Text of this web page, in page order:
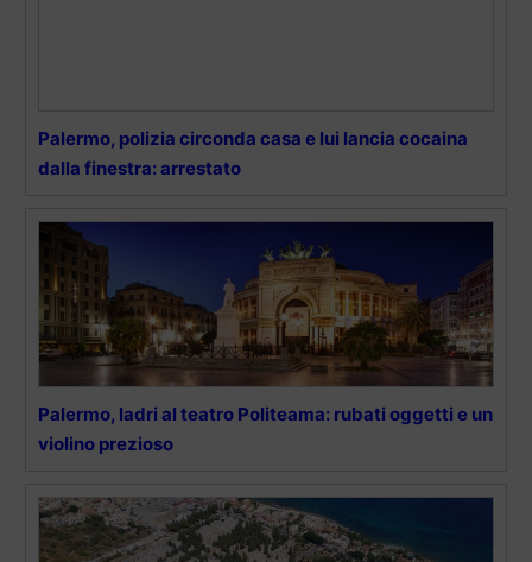
Palermo, polizia circonda casa e lui lancia cocaina
dalla finestra: arrestato
Palermo, ladri al teatro Politeama: rubati oggetti e un
violino prezioso